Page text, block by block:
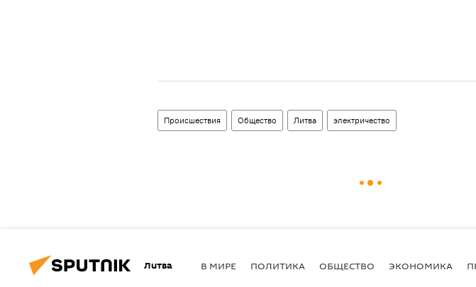
Происшествия Общество Литва электричество
Литва В МИРЕ ПОЛИТИКА ОБЩЕСТВО ЭКОНОМИКА